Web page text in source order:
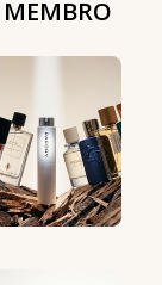
MEMBRO